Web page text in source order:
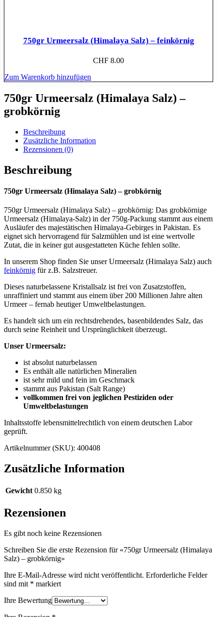
750gr Urmeersalz (Himalaya Salz) – feinkörnig
CHF 8.00
Zum Warenkorb hinzufügen
750gr Urmeersalz (Himalaya Salz) –
grobkörnig
Beschreibung
Zusätzliche Information
Rezensionen (0)
Beschreibung
750gr Urmeersalz (Himalaya Salz) – grobkörnig
750gr Urmeersalz (Himalaya Salz) – grobkörnig: Das grobkörnige
Urmeersalz (Himalaya-Salz) in der 750g-Packung stammt aus einem
Ausläufer des majestätischen Himalaya-Gebirges in Pakistan. Es
eignet sich hervorragend für Salzmühlen und ist eine wertvolle
Zutat, die in keiner gut ausgestatteten Küche fehlen sollte.
In unserem Shop finden Sie unser Urmeersalz (Himalaya Salz) auch
feinkörnig für z.B. Salzstreuer.
Dieses naturbelassene Kristallsalz ist frei von Zusatzstoffen,
unraffiniert und stammt aus einem über 200 Millionen Jahre alten
Urmeer – fernab heutiger Umweltbelastungen.
Es handelt sich um ein rechtsdrehendes, basenbildendes Salz, das
durch seine Reinheit und Ursprünglichkeit überzeugt.
Unser Urmeersalz:
ist absolut naturbelassen
Es enthält alle natürlichen Mineralien
ist sehr mild und fein im Geschmack
stammt aus Pakistan (Salt Range)
vollkommen frei von jeglichen Pestiziden oder
Umweltbelastungen
Inhaltsstoffe lebensmittelrechtlich von einem deutschen Labor
geprüft.
Artikelnummer (SKU): 400408
Zusätzliche Information
Gewicht 0.850 kg
Rezensionen
Es gibt noch keine Rezensionen
Schreiben Sie die erste Rezension für «750gr Urmeersalz (Himalaya
Salz) – grobkörnig»
Ihre E-Mail-Adresse wird nicht veröffentlicht. Erforderliche Felder
sind mit * markiert
Ihre Bewertung